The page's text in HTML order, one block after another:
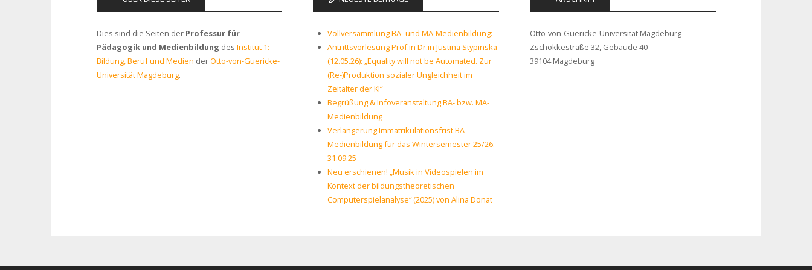
Dies sind die Seiten der Professur für
Pädagogik und Medienbildung des Institut 1:
Bildung, Beruf und Medien derOtto-von-Guericke-
Universität Magdeburg.
Vollversammlung BA- und MA-Medienbildung:
Antrittsvorlesung Prof.in Dr.in Justina Stypinska
(12.05.26): „Equality will not be Automated. Zur
(Re-)Produktion sozialer Ungleichheit im
Zeitalter der KI“
Begrüßung & Infoveranstaltung BA- bzw. MA-
Medienbildung
Verlängerung Immatrikulationsfrist BA
Medienbildung für das Wintersemester 25/26:
31.09.25
Neu erschienen! „Musik in Videospielen im
Kontext der bildungstheoretischen
Computerspielanalyse“ (2025) von Alina Donat
Otto-von-Guericke-Universität Magdeburg
Zschokkestraße 32, Gebäude 40
39104 Magdeburg